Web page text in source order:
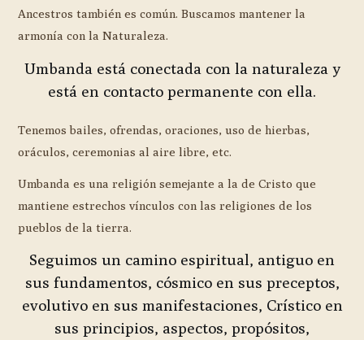
Ancestros también es común. Buscamos mantener la
armonía con la Naturaleza.
Umbanda está conectada con la naturaleza y
está en contacto permanente con ella.
Tenemos bailes, ofrendas, oraciones, uso de hierbas,
oráculos, ceremonias al aire libre, etc.
Umbanda es una religión semejante a la de Cristo que
mantiene estrechos vínculos con las religiones de los
pueblos de la tierra.
Seguimos un camino espiritual, antiguo en
sus fundamentos, cósmico en sus preceptos,
evolutivo en sus manifestaciones, Crístico en
sus principios, aspectos, propósitos,